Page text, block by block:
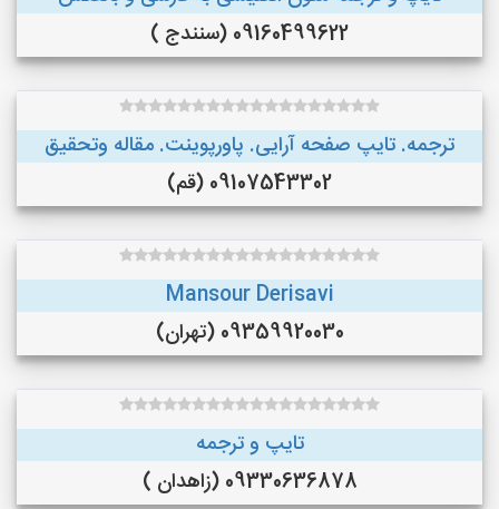
09160499622 (سنندج )
ترجمه. تایپ صفحه آرایی. پاورپوینت. مقاله وتحقیق
09107543302 (قم)
Mansour Derisavi
09359920030 (تهران)
تایپ و ترجمه
09330636878 (زاهدان )